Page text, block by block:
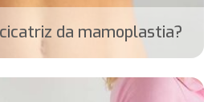
da mamoplastia?